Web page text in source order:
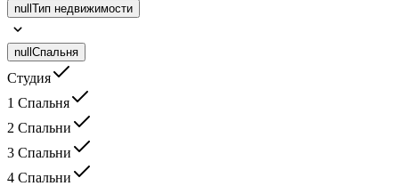
null Тип недвижимости
null Спальня
Студия
1 Спальня
2 Спальни
3 Спальни
4 Спальни